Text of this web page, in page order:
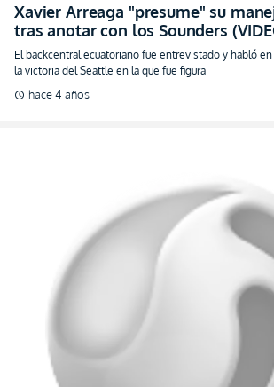
Xavier Arreaga "presume" su
tras anotar con los Sounders
El backcentral ecuatoriano fue entrevistado y habló
la victoria del Seattle en la que fue figura
schedule hace 4 años